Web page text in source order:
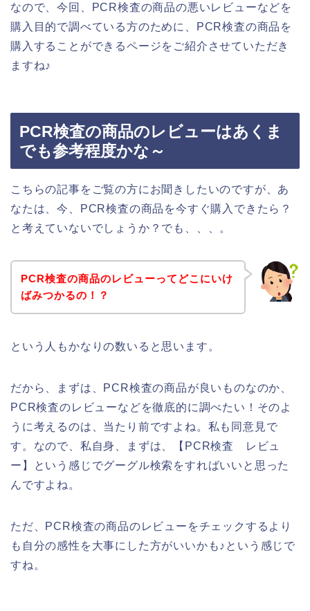
なので、今回、PCR検査の商品の悪いレビューなどを
購入目的で調べている方のために、PCR検査の商品を
購入することができるページをご紹介させていただき
ますね♪
PCR検査の商品のレビューはあくま
でも参考程度かな～
こちらの記事をご覧の方にお聞きしたいのですが、あ
なたは、今、PCR検査の商品を今すぐ購入できたら？
と考えていないでしょうか？でも、、、。
PCR検査の商品のレビューってどこにいけ
ばみつかるの！？
という人もかなりの数いると思います。
だから、まずは、PCR検査の商品が良いものなのか、
PCR検査のレビューなどを徹底的に調べたい！そのよ
うに考えるのは、当たり前ですよね。私も同意見で
す。なので、私自身、まずは、【PCR検査 レビュ
ー】という感じでグーグル検索をすればいいと思った
んですよね。
ただ、PCR検査の商品のレビューをチェックするより
も自分の感性を大事にした方がいいかも♪という感じで
すね。